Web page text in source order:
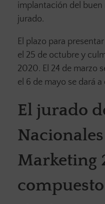
implantación del buen
jurado.
El plazo para
el 25 de octubre y
2020. El 24 de marzo
el 6 de mayo se dará
El jurado
Marketing